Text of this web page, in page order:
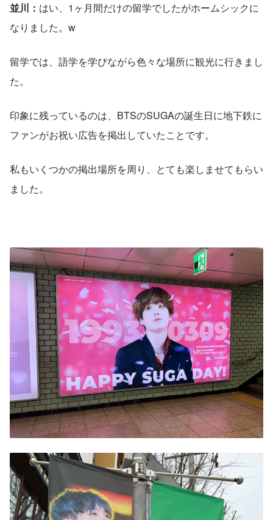
並川： はい、1ヶ月間だけの留学でしたがホームシックに
なりました。w
留学では、語学を学びながら色々な場所に観光に行きまし
た。
印象に残っているのは、BTSのSUGAの誕生日に地下鉄に
ファンがお祝い広告を掲出していたことです。
私もいくつかの掲出場所を周り、とても楽しませてもらい
ました。